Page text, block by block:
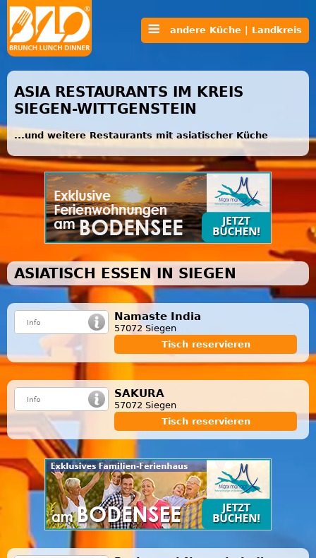
andere Küche | Landkreis
ASIA RESTAURANTS IM KREIS
SIEGEN-WITTGENSTEIN
...und weitere Restaurants mit asiatischer Küche
ASIATISCH ESSEN IN SIEGEN
Namaste India
57072 Siegen
Tisch reservieren
SAKURA
57072 Siegen
Tisch reservieren